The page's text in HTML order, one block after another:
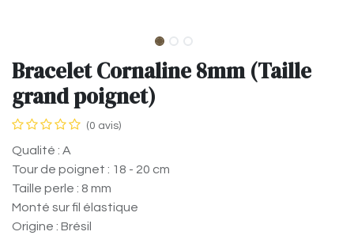
Bracelet Cornaline 8mm (Taille
grand poignet)
(0 avis)
Qualité : A
Tour de poignet : 18 - 20 cm
Taille perle : 8 mm
Monté sur fil élastique
Origine : Brésil